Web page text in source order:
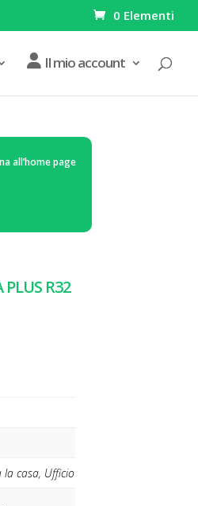
0 Elementi
Il mio account
all’home page
R32
la casa, Ufficio